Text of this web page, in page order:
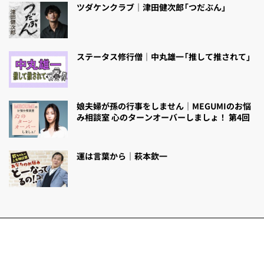
ツダケンクラブ｜津田健次郎「つだぶん」
ステータス修行僧｜中丸雄一「推して推されて」
娘夫婦が孫の行事をしません｜MEGUMIのお悩
み相談室 心のターンオーバーしましょ！ 第4回
運は言葉から｜萩本欽一